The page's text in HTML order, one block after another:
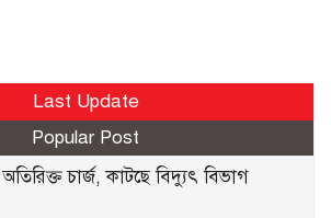
Last Update
Popular Post
অতিরিক্ত চার্জ, কাটছে বিদ্যুৎ বিভাগ